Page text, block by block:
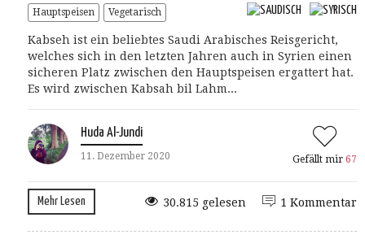
Hauptspeisen Vegetarisch
Kabseh ist ein beliebtes Saudi Arabisches Reisgericht,
welches sich in den letzten Jahren auch in Syrien einen
sicheren Platz zwischen den Hauptspeisen ergattert hat.
Es wird zwischen Kabsah bil Lahm...
Huda Al-Jundi
11. Dezember 2020 Gefällt mir 67
Mehr Lesen 1 Kommentar
30.815 gelesen